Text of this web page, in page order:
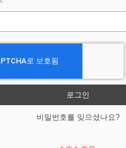
로그인
비밀번호를 잊으셨나요?